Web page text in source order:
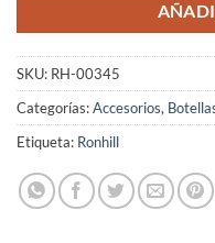
SKU: RH-00345
Categorías:Accesorios,
Etiqueta: Ronhill